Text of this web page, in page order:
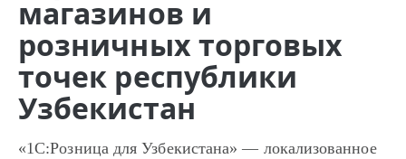
магазинов и
розничных торговых
точек республики
Узбекистан
«1С:Розница для Узбекистана» — локализованное